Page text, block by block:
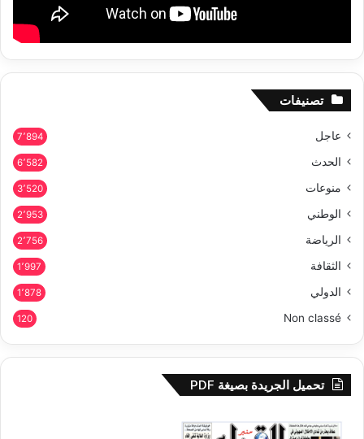
تصنيفات
عاجل 7٬894
الحدث 6٬582
منوعات 3٬520
الوطني 2٬953
الرياضة 2٬756
الثقافة 1٬997
الدولي 1٬878
Non classé
120
تحميل الجريدة بصيغة PDF